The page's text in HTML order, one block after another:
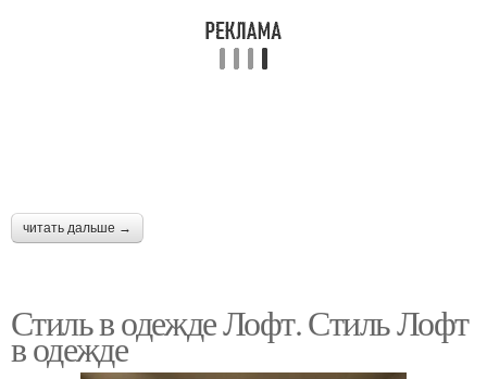
читать дальше →
Стиль в одежде Лофт. Стиль Лофт
в одежде